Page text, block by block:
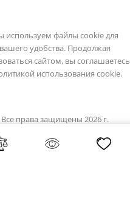
используем файлы cookie для
вашего удобства. Продолжая
сайтом, вы соглашаетесь
использования cookie.
Все права защищены 2026 г.